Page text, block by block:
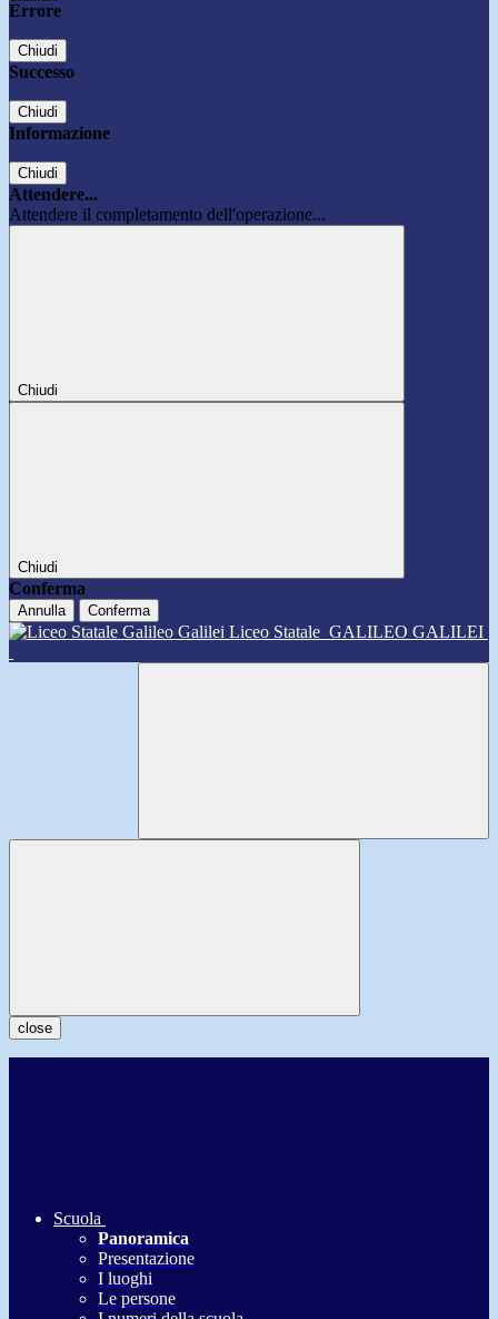
Errore
Chiudi
Successo
Chiudi
Informazione
Chiudi
Attendere...
Attendere il completamento dell'operazione...
Chiudi
Chiudi
Conferma
Annulla Conferma
Liceo Statale GALILEO GALILEI
close
Scuola
Panoramica
Presentazione
I luoghi
Le persone